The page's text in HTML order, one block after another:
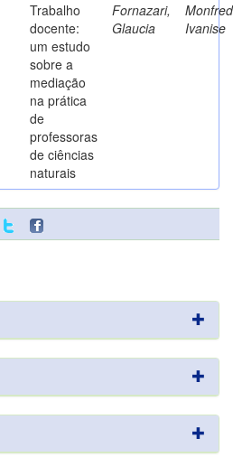
Trabalho
docente:
um estudo
sobre a
mediação
na prática
de
professoras
de ciências
naturais
Fornazari,
Glaucia
Ivanise